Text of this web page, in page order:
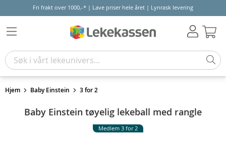
Fri frakt over 1000,-* | Lave priser hele året | Lynrask levering
Hjem Baby Einstein 3 for 2
Baby Einstein tøyelig lekeball med rangle
Medlem 3 for 2